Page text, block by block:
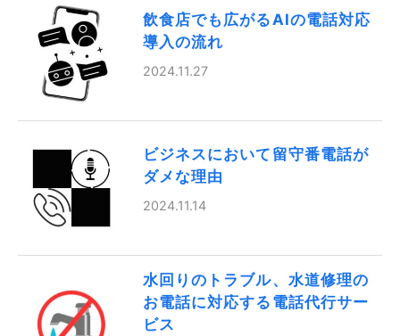
飲食店でも広がるAIの電話対応
導入の流れ
2024.11.27
ビジネスにおいて留守番電話が
ダメな理由
2024.11.14
水回りのトラブル、水道修理の
お電話に対応する電話代行サー
ビス